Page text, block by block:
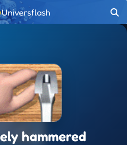
Universflash
hammered